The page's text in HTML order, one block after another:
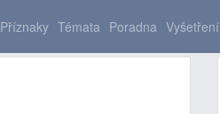
Příznaky Témata Poradna Vyšetření